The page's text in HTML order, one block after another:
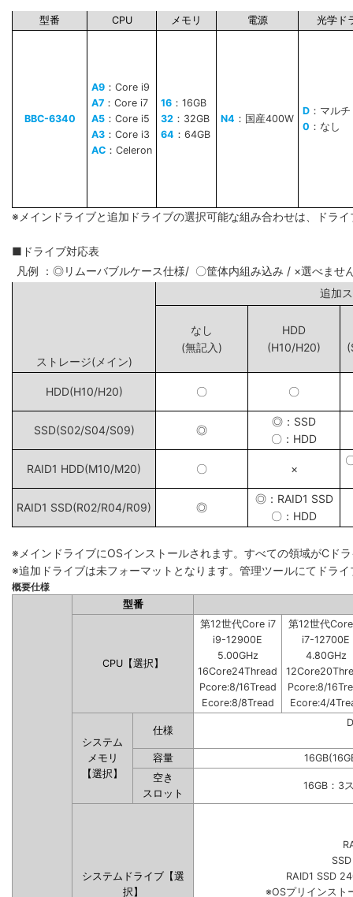
型番 CPU メモリ 電源 光学ド
BBC-6340
A9 ：Core i9
A7 ：Core i7
A5 ：Core i5
A3 ：Core i3
AC ：Celeron
16 ：16GB
32 ：32GB
64 ：64GB
N4 ：国産400W
D ：マル
0 ：なし
※メインドライブと追加ドライブの選択可能な組み合わせは、ドラ
■ドライブ対応表
凡例 ：◎リムーバブルケース仕様/ 〇筐体内組み込み / ×選べませ
ストレージ(メイン)
追
なし
(無記入)
HDD
(H10/H20)
HDD(H10/H20) 〇 〇
SSD(S02/S04/S09) ◎
◎：SSD
〇：HDD
RAID1 HDD(M10/M20) 〇 ×
RAID1 SSD(R02/R04/R09) ◎
◎：RAID1 SSD
〇：HDD
※メインドライブにOSインストールされます。すべての領域がCド
※追加ドライブは未フォーマットとなります。管理ツールにてドラ
概要仕様
型番
CPU【選択】
第12世代Core i7
i9-12900E
5.00GHz
16Core24Thread
Pcore:8/16Tread
Ecore:8/8Tread
第12世代
i7-12700E
4.80GHz
Pcore:8/
Ecore:4/
システム
メモリ
【選択】
仕様
容量
空き
スロット
16GB：3
システムドライブ【選
択】
RAID1 SSD
※OSプリインスト